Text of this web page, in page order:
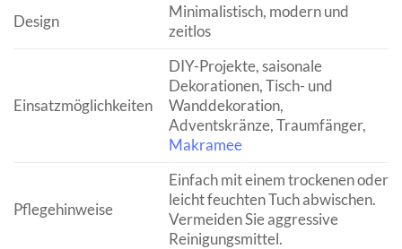
Design
Minimalistisch, modern und
zeitlos
Einsatzmöglichkeiten
DIY-Projekte, saisonale
Dekorationen, Tisch- und
Wanddekoration,
Adventskränze, Traumfänger,
Makramee
Pflegehinweise
Einfach mit einem trockenen oder
leicht feuchten Tuch abwischen.
Vermeiden Sie aggressive
Reinigungsmittel.